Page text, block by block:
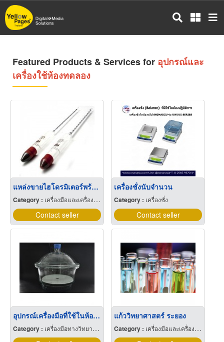
Skip
to
main
Featured Products & Services for อุปกรณ์และ
เครื่องใช้ห้องทดลอง
แหล่งขายไฮโดรมิเตอร์พร้อมส่ง ราคาไม่แพง ระยอง
Category : เครื่องมือและเครื่องใช้ทางวิทยาศาสตร์
Contact seller
เครื่องชั่งนับจำนวน
Category : เครื่องชั่ง
Contact seller
อุปกรณ์เครื่องมือที่ใช้ในห้องปฏิบัติการ
Category : เครื่องมือทางวิทยาศาสตร์
แก้ววิทยาศาสตร์ ระยอง
Category : เครื่องมือและเครื่องใช้ทางวิทยาศาสตร์